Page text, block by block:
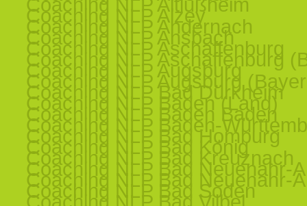
Coaching NLP Alzey
Coaching NLP Andernach
Coaching NLP Ansbach
Coaching NLP Aschaffenburg
Coaching NLP Aschaffenburg
Coaching NLP Augsburg
Coaching NLP Augsburg
Coaching NLP Bad Dürkheim
Coaching NLP Baden (Land)
Coaching NLP Baden Baden
Coaching NLP Baden-
Coaching NLP Bad Homburg
Coaching NLP Bad König
Coaching NLP Bad Kreuznach
Coaching NLP Bad Neuenahr-
Coaching NLP Bad Neuenahr-
Coaching NLP Bad Soden